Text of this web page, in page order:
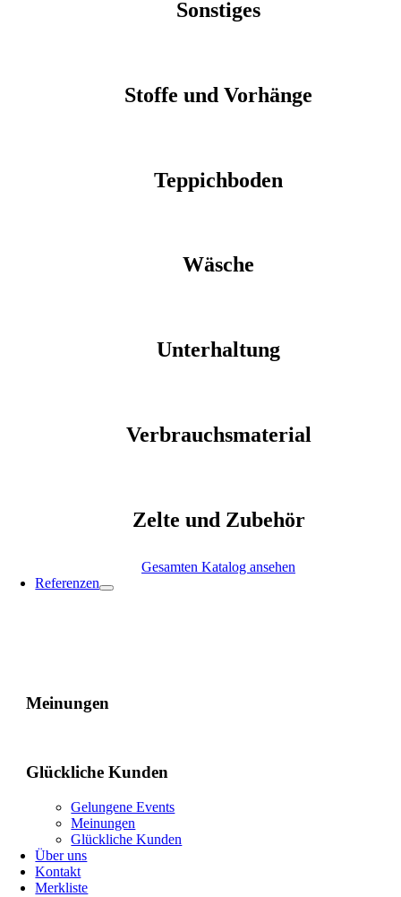
Sonstiges
Stoffe und Vorhänge
Teppichboden
Wäsche
Unterhaltung
Verbrauchsmaterial
Zelte und Zubehör
Gesamten Katalog ansehen
Referenzen
Meinungen
Glückliche Kunden
Gelungene Events
Meinungen
Glückliche Kunden
Über uns
Kontakt
Merkliste